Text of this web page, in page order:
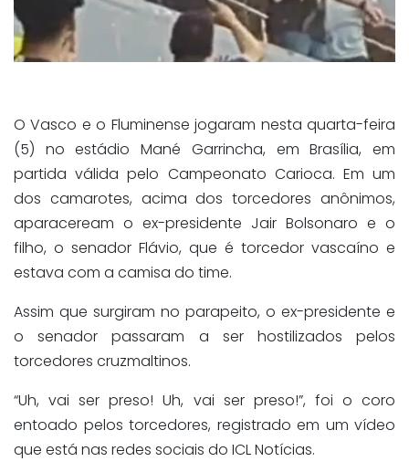
O Vasco e o Fluminense jogaram nesta quarta-feira
(5) no estádio Mané Garrincha, em Brasília, em
partida válida pelo Campeonato Carioca. Em um
dos camarotes, acima dos torcedores anônimos,
aparaceream o ex-presidente Jair Bolsonaro e o
filho, o senador Flávio, que é torcedor vascaíno e
estava com a camisa do time.
Assim que surgiram no parapeito, o ex-presidente e
o senador passaram a ser hostilizados pelos
torcedores cruzmaltinos.
“Uh, vai ser preso! Uh, vai ser preso!”, foi o coro
entoado pelos torcedores, registrado em um vídeo
que está nas redes sociais do ICL Notícias.